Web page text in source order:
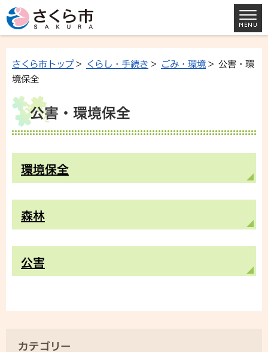
さくら市トップ> くらし・手続き > ごみ・環境 > 公害・環
境保全
公害・環境保全
環境保全
森林
公害
カテゴリー